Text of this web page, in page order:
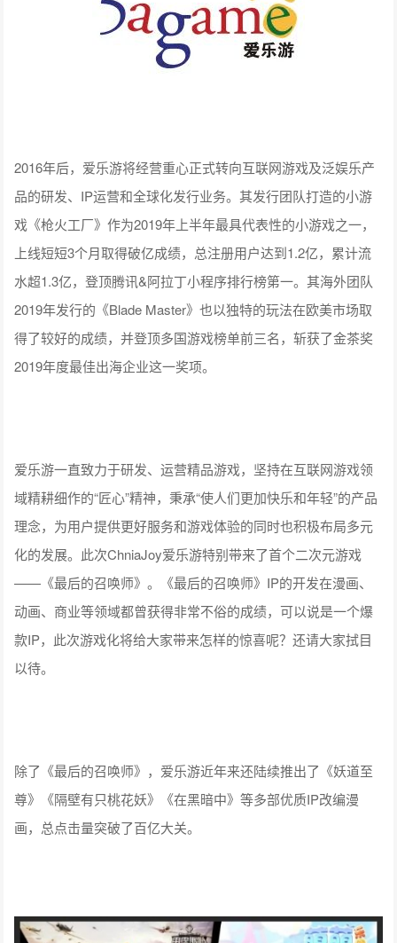
2016年后，爱乐游将经营重心正式转向互联网游戏及泛娱乐产
品的研发、IP运营和全球化发行业务。其发行团队打造的小游
戏《枪火工厂》作为2019年上半年最具代表性的小游戏之一，
上线短短3个月取得破亿成绩，总注册用户达到1.2亿，累计流
水超1.3亿，登顶腾讯&阿拉丁小程序排行榜第一。其海外团队
2019年发行的《Blade Master》也以独特的玩法在欧美市场取
得了较好的成绩，并登顶多国游戏榜单前三名，斩获了金茶奖
2019年度最佳出海企业这一奖项。
爱乐游一直致力于研发、运营精品游戏，坚持在互联网游戏领
域精耕细作的“匠心”精神，秉承“使人们更加快乐和年轻”的产品
理念，为用户提供更好服务和游戏体验的同时也积极布局多元
化的发展。此次ChniaJoy爱乐游特别带来了首个二次元游戏
——《最后的召唤师》。《最后的召唤师》IP的开发在漫画、
动画、商业等领域都曾获得非常不俗的成绩，可以说是一个爆
款IP，此次游戏化将给大家带来怎样的惊喜呢？还请大家拭目
以待。
除了《最后的召唤师》，爱乐游近年来还陆续推出了《妖道至
尊》《隔壁有只桃花妖》《在黑暗中》等多部优质IP改编漫
画，总点击量突破了百亿大关。